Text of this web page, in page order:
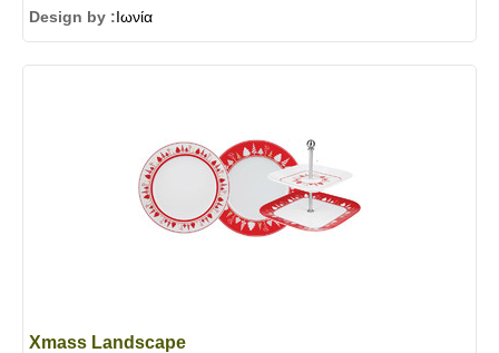
Design by :Ιωνία
Xmass Landscape